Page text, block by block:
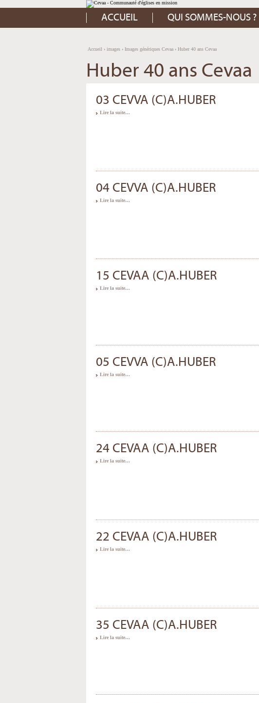
Aller
au
contenu.
Aller
à
Outils
personnels
ACCUEIL QUI SOMMES-NOUS ?
Accueil › images › Images génériques Cevaa › Huber 40 ans Cevaa
Huber 40 ans Cevaa
03 CEVVA (C)A.HUBER
Lire la suite…
04 CEVVA (C)A.HUBER
Lire la suite…
15 CEVAA (C)A.HUBER
Lire la suite…
05 CEVVA (C)A.HUBER
Lire la suite…
24 CEVAA (C)A.HUBER
Lire la suite…
22 CEVAA (C)A.HUBER
Lire la suite…
35 CEVAA (C)A.HUBER
Lire la suite…